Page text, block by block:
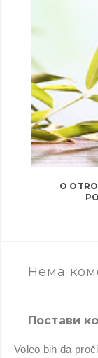
O
Нема
Постави
Voleo bih da